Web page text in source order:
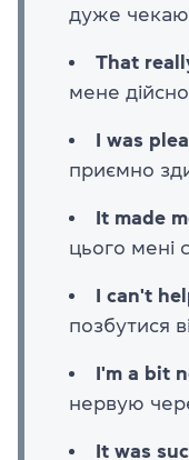
дуже
That
мене
I was
приємно
It made
цього мені
I can't
позбутися
I'm a bit
нервую
It was